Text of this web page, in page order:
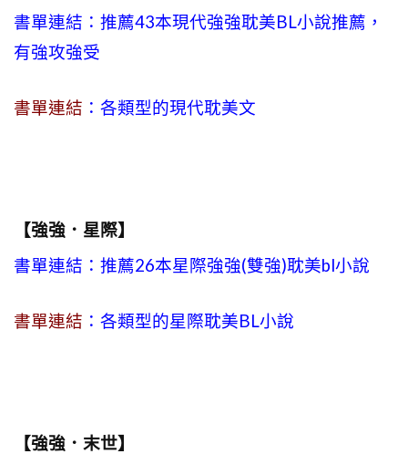
書單連結：推薦43本現代強強耽美BL小說推薦，
有強攻強受
書單連結 ：各類型的現代耽美文
【強強．星際】
書單連結：推薦26本星際強強(雙強)耽美bl小說
書單連結 ：各類型的星際耽美BL小說
【強強．末世】